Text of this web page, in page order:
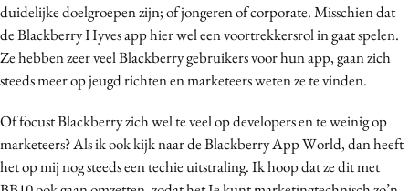
duidelijke doelgroepen zijn; of jongeren of corporate. Misschien dat
de Blackberry Hyves app hier wel een voortrekkersrol in gaat spelen.
Ze hebben zeer veel Blackberry gebruikers voor hun app, gaan zich
steeds meer op jeugd richten en marketeers weten ze te vinden.
Of focust Blackberry zich wel te veel op developers en te weinig op
marketeers? Als ik ook kijk naar de Blackberry App World, dan heeft
het op mij nog steeds een techie uitstraling. Ik hoop dat ze dit met